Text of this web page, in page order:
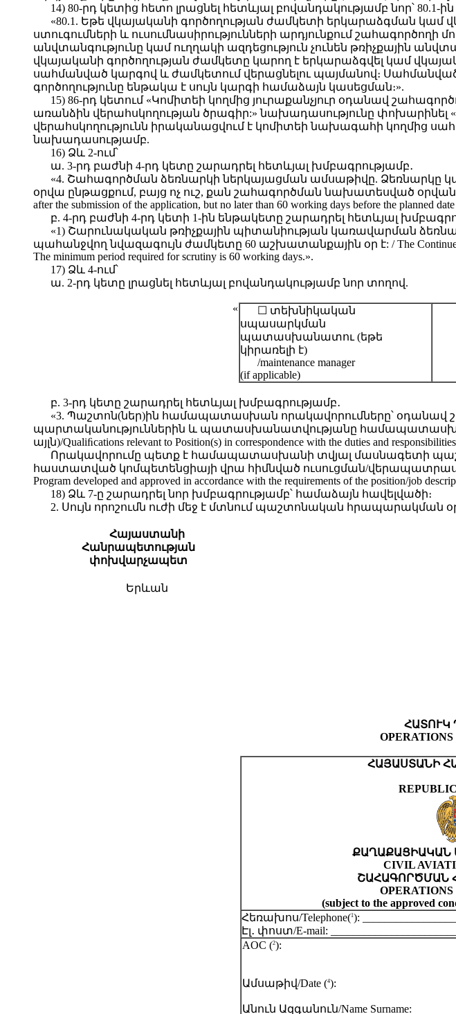
14) 80-րդ կետից հետո լրացնել հետևյալ բովանդակությամբ նոր՝ 80.1-
«80.1. Եթե վկայականի գործողության ժամկետի երկարաձգման
ստուգումների և ուսումնասիրությունների արդյունքում շահագործողի
անվտանգությունը կամ ուղղակի ազդեցություն չունեն թռիչքային
վկայականի գործողության ժամկետը կարող է երկարաձգվել կամ
սահմանված կարգով և ժամկետում վերացնելու պայմանով։ Սահմանված
գործողությունը ենթակա է սույն կարգի համաձայն կասեցման։».
15) 86-րդ կետում «Կոմիտեի կողմից յուրաքանչյուր օդանավ
առանձին վերահսկողության ծրագիր:» նախադասությունը փոխարինել
վերահսկողությունն իրականացվում է կոմիտեի նախագահի կողմից
նախադասությամբ.
16) Ձև 2-ում՝
ա. 3-րդ բաժնի 4-րդ կետը շարադրել հետևյալ խմբագրությամբ․
«4. Շահագործման ձեռնարկի ներկայացման ամսաթիվը. Ձեռնարկը
օրվա ընթացքում, բայց ոչ ուշ, քան շահագործման նախատեսված օրվանից
after the submission of the application, but no later than 60 working days before the planned
բ. 4-րդ բաժնի 4-րդ կետի 1-ին ենթակետը շարադրել հետևյալ
«1) Շարունակական թռիչքային պիտանիության կառավարման
պահանջվող նվազագույն ժամկետը 60 աշխատանքային օր է: / The Continued
The minimum period required for scrutiny is 60 working days.».
17) Ձև 4-ում՝
ա. 2-րդ կետը լրացնել հետևյալ բովանդակությամբ նոր տողով.
«
☐ տեխնիկական
սպասարկման
պատասխանատու (եթե
կիրառելի է)
/maintenance manager
(if applicable)
բ. 3-րդ կետը շարադրել հետևյալ խմբագրությամբ․
«3. Պաշտոն(ներ)ին համապատասխան որակավորումները՝
պարտականություններին և պատասխանատվությանը համապատասխան
այլն)/Qualiﬁcations relevant to Position(s) in correspondence with the duties and
Որակավորումը պետք է համապատասխանի տվյալ մասնագետի
հաստատված կոմպետենցիայի վրա հիմնված ուսուցման/վերապատրաստման
Program developed and approved in accordance with the requirements of the position/job
18) Ձև 7-ը շարադրել նոր խմբագրությամբ՝ համաձայն հավելվածի։
2. Սույն որոշումն ուժի մեջ է մտնում պաշտոնական հրապարակման
Հայաստանի
Հանրապետության
փոխվարչապետ
Երևան
ՀԱՏՈՒԿ
ՀԱՅԱՍՏԱՆԻ
ՔԱՂԱՔԱՑԻԱԿԱՆ
CIVIL
ՇԱՀԱԳՈՐԾՄԱՆ
(subject to the approved
Հեռախոս/Telephone(1):
Էլ․ փոստ/E-mail:
AOC (2):
Ամսաթիվ/Date (4):
Անուն Ազգանուն/Name Surname: